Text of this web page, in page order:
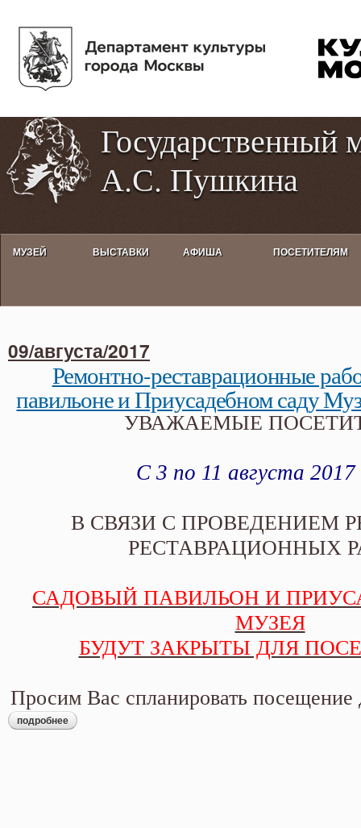
Государственный
А.С. Пушкина
МУЗЕЙ ВЫСТАВКИ АФИША ПОСЕТИТЕЛЯМ
Activities calendar
09/августа/2017
Ремонтно-реставрационные
павильоне и Приусадебном саду
УВАЖАЕМЫЕ
С 3 по 11 августа 2017
В СВЯЗИ С ПРОВЕДЕНИЕМ
РЕСТАВРАЦИОННЫХ
САДОВЫЙ ПАВИЛЬОН И
МУЗЕЯ
БУДУТ ЗАКРЫТЫ ДЛЯ
Просим Вас спланировать
подробнее о ремонтно-реставрационные работы в садовом